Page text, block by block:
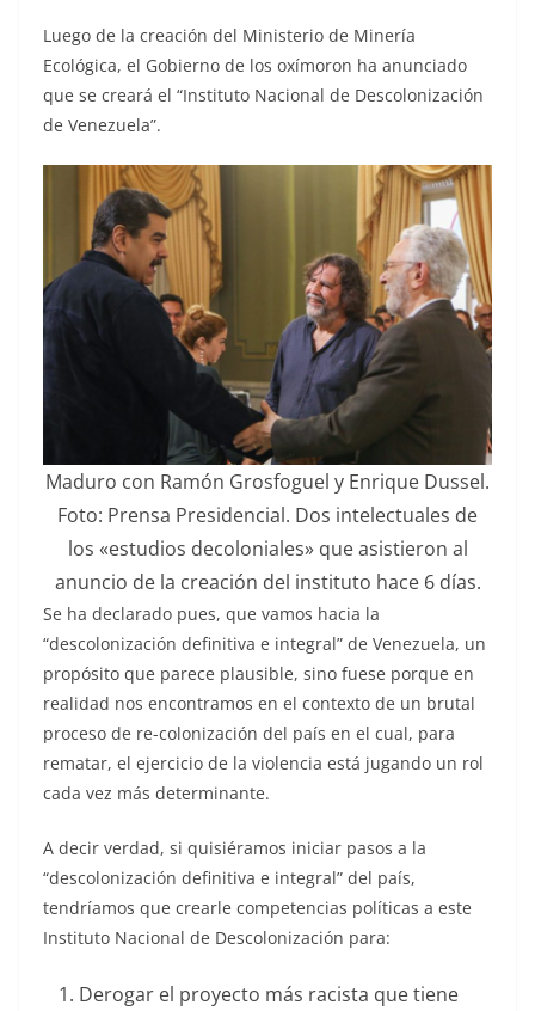
Luego de la creación del Ministerio de Minería
Ecológica, el Gobierno de los oxímoron ha anunciado
que se creará el “Instituto Nacional de Descolonización
de Venezuela”.
Maduro con Ramón Grosfoguel y Enrique Dussel.
Foto: Prensa Presidencial. Dos intelectuales de
los «estudios decoloniales» que asistieron al
anuncio de la creación del instituto hace 6 días.
Se ha declarado pues, que vamos hacia la
“descolonización definitiva e integral” de Venezuela, un
propósito que parece plausible, sino fuese porque en
realidad nos encontramos en el contexto de un brutal
proceso de re-colonización del país en el cual, para
rematar, el ejercicio de la violencia está jugando un rol
cada vez más determinante.
A decir verdad, si quisiéramos iniciar pasos a la
“descolonización definitiva e integral” del país,
tendríamos que crearle competencias políticas a este
Instituto Nacional de Descolonización para:
Derogar el proyecto más racista que tiene